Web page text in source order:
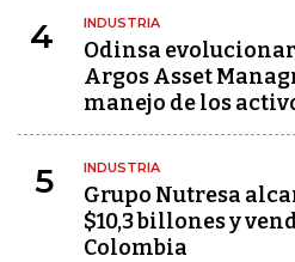
4 INDUSTRIA
Odinsa
Argos Asset
manejo de los
5 INDUSTRIA
Grupo Nutresa
$10,3 billones y
Colombia